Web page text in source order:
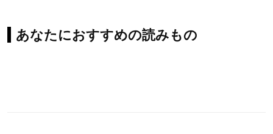
あなたにおすすめの読みもの